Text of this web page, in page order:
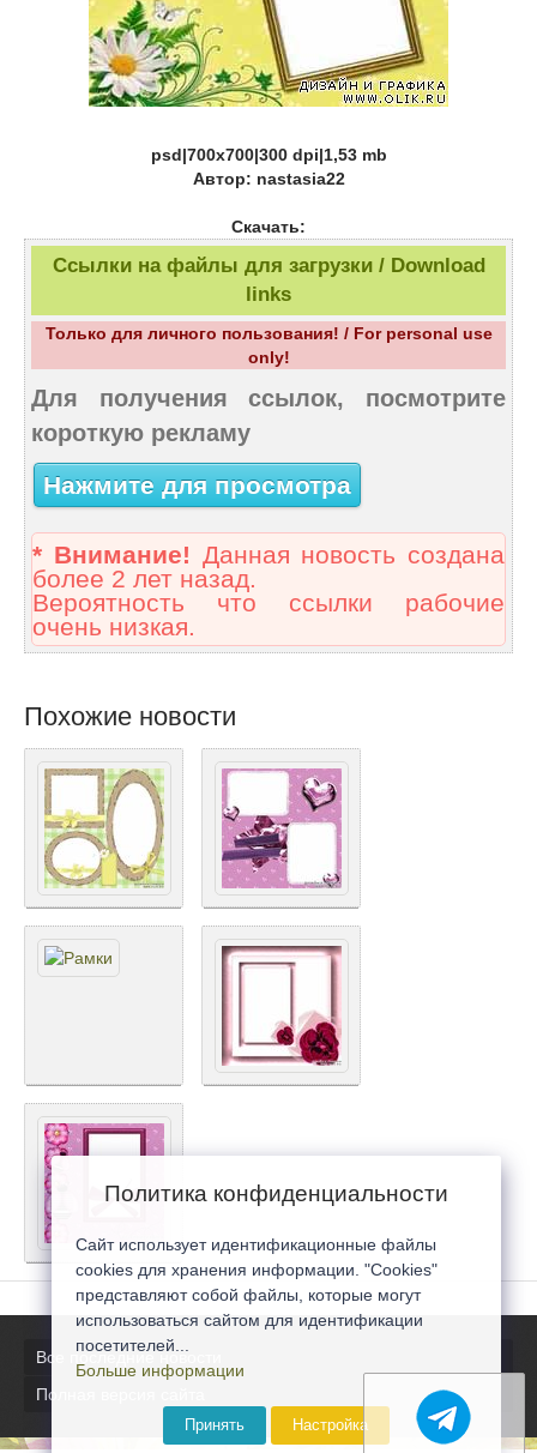
psd|700x700|300 dpi|1,53 mb
Автор: nastasia22
Скачать:
Ссылки на файлы для загрузки / Download
links
Только для личного пользования! / For personal use
only!
Для получения ссылок, посмотрите
короткую рекламу
Нажмите для просмотра
* Внимание! Данная новость создана
более 2 лет назад.
Вероятность что ссылки рабочие
очень низкая.
Похожие новости
Все последние новости
Полная версия сайта
Политика конфиденциальности
Сайт использует идентификационные файлы
cookies для хранения информации. "Cookies"
представляют собой файлы, которые могут
использоваться сайтом для идентификации
посетителей...
Больше информации
Принять Настройка